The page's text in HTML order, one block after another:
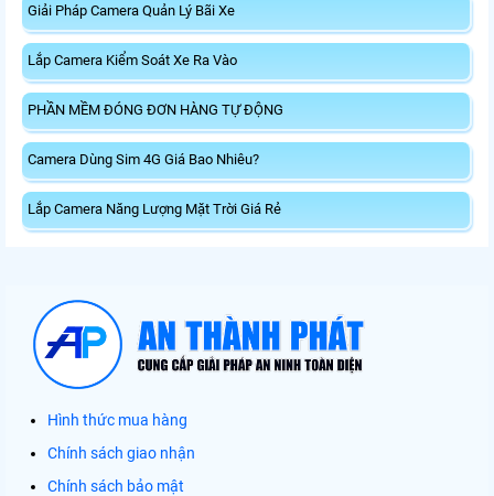
Giải Pháp Camera Quản Lý Bãi Xe
Lắp Camera Kiểm Soát Xe Ra Vào
PHẦN MỀM ĐÓNG ĐƠN HÀNG TỰ ĐỘNG
Camera Dùng Sim 4G Giá Bao Nhiêu?
Lắp Camera Năng Lượng Mặt Trời Giá Rẻ
Hình thức mua hàng
Chính sách giao nhận
Chính sách bảo mật